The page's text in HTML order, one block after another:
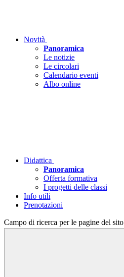
Novità
Panoramica
Le notizie
Le circolari
Calendario eventi
Albo online
Didattica
Panoramica
Offerta formativa
I progetti delle classi
Info utili
Prenotazioni
Campo di ricerca per le pagine del sito